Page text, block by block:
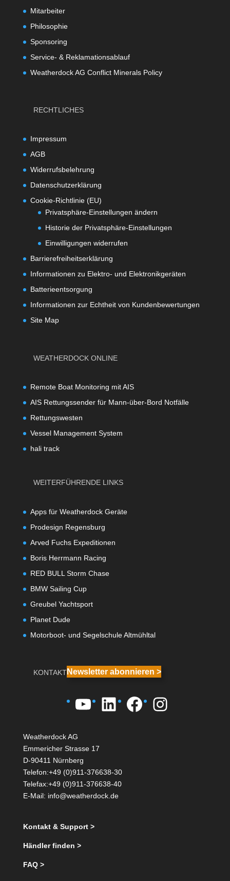
Mitarbeiter
Philosophie
Sponsoring
Service- & Reklamationsablauf
Weatherdock AG Conflict Minerals Policy
RECHTLICHES
Impressum
AGB
Widerrufsbelehrung
Datenschutzerklärung
Cookie-Richtlinie (EU)
Privatsphäre-Einstellungen ändern
Historie der Privatsphäre-Einstellungen
Einwilligungen widerrufen
Barrierefreiheitserklärung
Informationen zu Elektro- und Elektronikgeräten
Batterieentsorgung
Informationen zur Echtheit von Kundenbewertungen
Site Map
WEATHERDOCK ONLINE
Remote Boat Monitoring mit AIS
AIS Rettungssender für Mann-über-Bord Notfälle
Rettungswesten
Vessel Management System
hali track
WEITERFÜHRENDE LINKS
Apps für Weatherdock Geräte
Prodesign Regensburg
Arved Fuchs Expeditionen
Boris Herrmann Racing
RED BULL Storm Chase
BMW Sailing Cup
Greubel Yachtsport
Planet Dude
Motorboot- und Segelschule Altmühltal
KONTAKTNewsletter abonnieren >
YouTube
LinkedIn
Facebook
Weatherdock AG
Emmericher Strasse 17
D-90411 Nürnberg
Telefon:+49 (0)911-376638-30
Telefax:+49 (0)911-376638-40
E-Mail: info@weatherdock.de
Kontakt & Support >
Händler finden >
FAQ >